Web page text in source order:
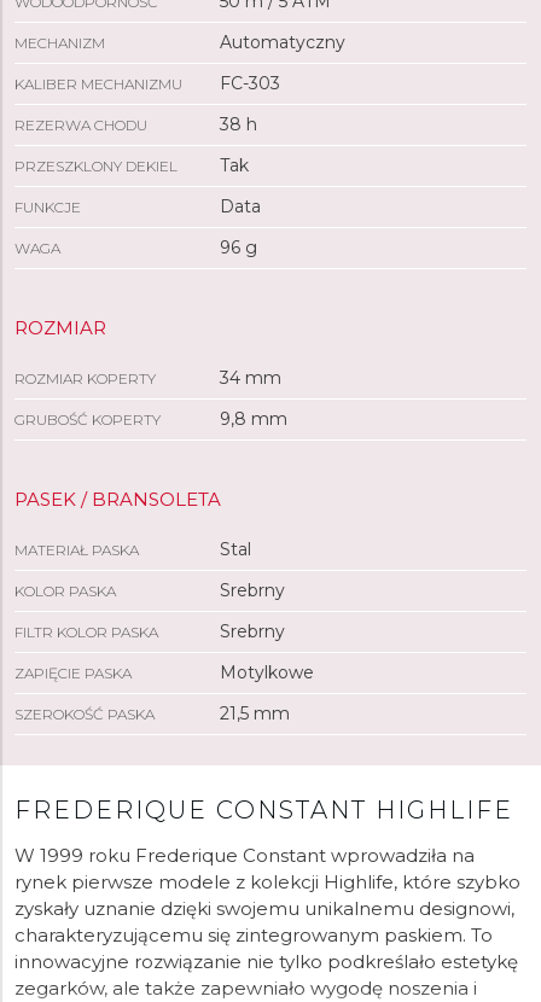
MECHANIZM Automatyczny
KALIBER MECHANIZMU FC-303
REZERWA CHODU 38 h
PRZESZKLONY DEKIEL Tak
FUNKCJE Data
WAGA 96 g
ROZMIAR
ROZMIAR KOPERTY 34 mm
GRUBOŚĆ KOPERTY 9,8 mm
PASEK / BRANSOLETA
MATERIAŁ PASKA Stal
KOLOR PASKA Srebrny
FILTR KOLOR PASKA Srebrny
ZAPIĘCIE PASKA Motylkowe
SZEROKOŚĆ PASKA 21,5 mm
FREDERIQUE CONSTANT HIGHLIFE
W 1999 roku Frederique Constant wprowadziła na
rynek pierwsze modele z kolekcji Highlife, które szybko
zyskały uznanie dzięki swojemu unikalnemu designowi,
charakteryzującemu się zintegrowanym paskiem. To
innowacyjne rozwiązanie nie tylko podkreślało estetykę
zegarków, ale także zapewniało wygodę noszenia i